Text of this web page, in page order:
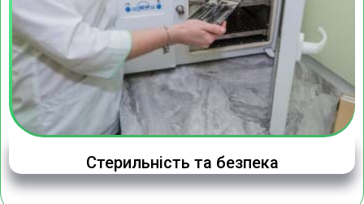
Стерильність та безпека